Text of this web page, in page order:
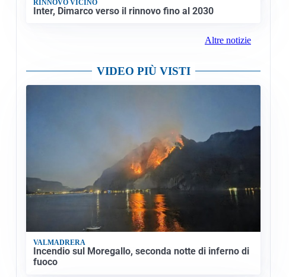
RINNOVO VICINO
Inter, Dimarco verso il rinnovo fino al 2030
Altre notizie
VIDEO PIÙ VISTI
VALMADRERA
Incendio sul Moregallo, seconda notte di inferno di
fuoco